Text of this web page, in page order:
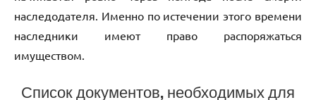
наследодателя. Именно по истечении этого времени
наследники имеют право распоряжаться
имуществом.
Список документов, необходимых для